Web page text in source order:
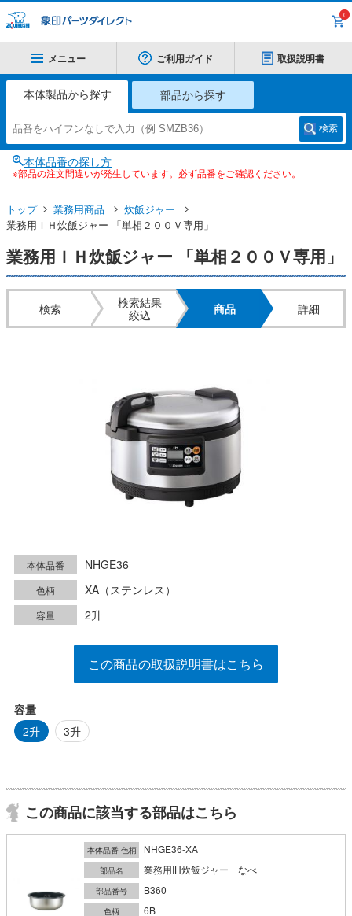
0
メニュー ご利用ガイド 取扱説明書
本体製品から探す 部品から探す
検索
本体品番の探し方
※部品の注文間違いが発生しています。必ず品番をご確認ください。
トップ 業務用商品
炊飯ジャー
業務用ＩＨ炊飯ジャー 「単相２００Ｖ専用」
業務用ＩＨ炊飯ジャー 「単相２００Ｖ専用」
検索
検索結果
絞込
商品 詳細
本体品番 NHGE36
色柄 XA（ステンレス）
容量 2升
この商品の取扱説明書はこちら
容量
2升
3升
この商品に該当する部品はこちら
本体品番-色柄 NHGE36-XA
部品名 業務用IH炊飯ジャー なべ
部品番号 B360
色柄 6B